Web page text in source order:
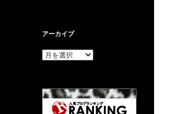
アーカイブ
ア
ブ